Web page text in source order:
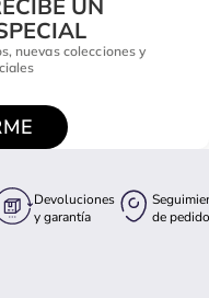
UN
nuevas colecciones y
Devoluciones
y garantía
de pedido